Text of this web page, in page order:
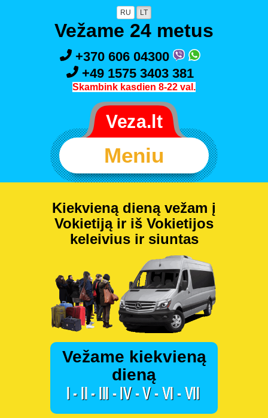
RU LT
Vežame 24 metus
+370 606 04300
+49 1575 3403 381
Skambink kasdien 8-22 val.
Meniu
Kiekvieną dieną vežam į
Vokietiją ir iš Vokietijos
keleivius ir siuntas
Vežame kiekvieną
dieną